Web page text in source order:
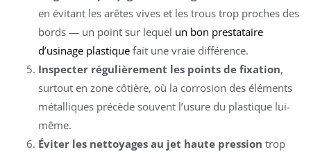
en évitant les arêtes vives et les trous trop proches des
bords — un point sur lequel un bon prestataire
d’usinage plastique fait une vraie différence.
Inspecter régulièrement les points de fixation,
surtout en zone côtière, où la corrosion des éléments
métalliques précède souvent l’usure du plastique lui-
même.
Éviter les nettoyages au jet haute pression trop